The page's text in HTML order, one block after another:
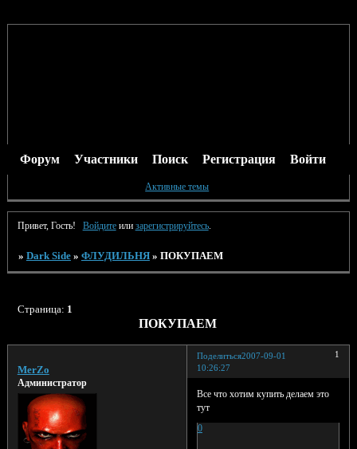
Форум Участники Поиск Регистрация Войти
Активные темы
Привет, Гость! Войдитеили зарегистрируйтесь.
» Dark Side » ФЛУДИЛЬНЯ » ПОКУПАЕМ
ПОКУПАЕМ
Страница: 1
Поделиться 1
2007-09-01
10:26:27
MerZo
Администратор
Все что хотим купить делаем это
тут
0